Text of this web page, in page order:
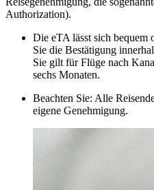
Authorization).
Die eTA lässt sich bequem
Sie die Bestätigung
Sie gilt für Flüge nach
sechs Monaten.
Beachten Sie: Alle
eigene Genehmigung.